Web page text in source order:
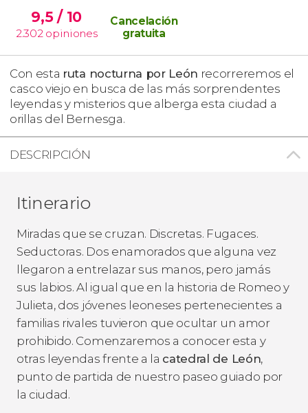
9,5/ 10
2.302 opiniones
Cancelación
gratuita
Con esta ruta nocturna por León recorreremos el
casco viejo en busca de las más sorprendentes
leyendas y misterios que alberga esta ciudad a
orillas del Bernesga.
DESCRIPCIÓN
Itinerario
Miradas que se cruzan. Discretas. Fugaces.
Seductoras. Dos enamorados que alguna vez
llegaron a entrelazar sus manos, pero jamás
sus labios. Al igual que en la historia de Romeo y
Julieta, dos jóvenes leoneses pertenecientes a
familias rivales tuvieron que ocultar un amor
prohibido. Comenzaremos a conocer esta y
otras leyendas frente a la catedral de León,
punto de partida de nuestro paseo guiado por
la ciudad.